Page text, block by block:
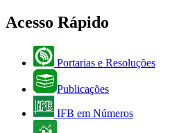
Acesso Rápido
Portarias e Resoluções
Publicações
IFB em Números